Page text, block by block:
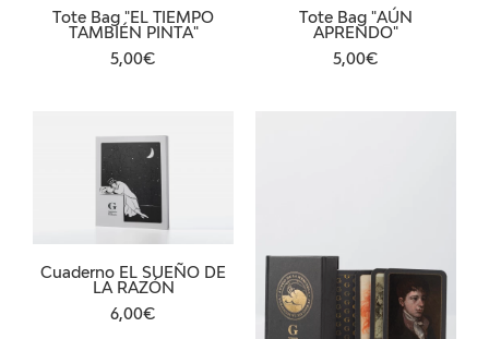
Tote Bag "EL TIEMPO
TAMBIÉN PINTA"
5,00€
Tote Bag "AÚN
APRENDO"
5,00€
Cuaderno EL SUEÑO DE
LA RAZÓN
6,00€